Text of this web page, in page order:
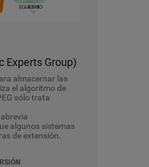
Experts Group)
almacernar las
el algoritmo de
sólo trata
algunos sistemas
de extensión.